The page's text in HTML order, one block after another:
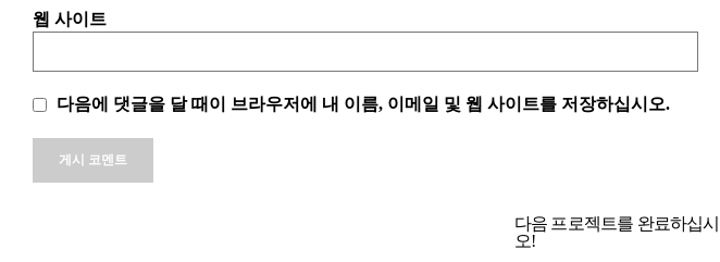
웹 사이트
다음에 댓글을 달 때이 브라우저에 내 이름, 이메일 및 웹 사이트를 저장하십시오.
다음 프로젝트를 완료하십시
오!